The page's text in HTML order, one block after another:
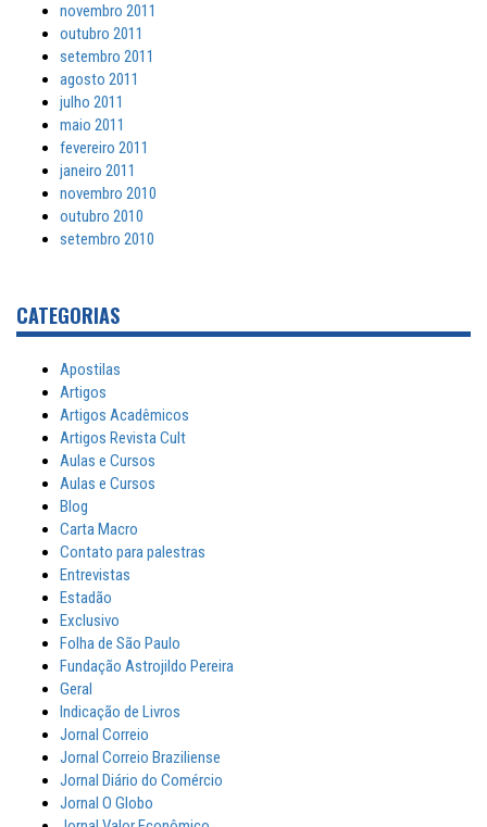
novembro 2011
outubro 2011
setembro 2011
agosto 2011
julho 2011
maio 2011
fevereiro 2011
janeiro 2011
novembro 2010
outubro 2010
setembro 2010
CATEGORIAS
Apostilas
Artigos
Artigos Acadêmicos
Artigos Revista Cult
Aulas e Cursos
Aulas e Cursos
Blog
Carta Macro
Contato para palestras
Entrevistas
Estadão
Exclusivo
Folha de São Paulo
Fundação Astrojildo Pereira
Geral
Indicação de Livros
Jornal Correio
Jornal Correio Braziliense
Jornal Diário do Comércio
Jornal O Globo